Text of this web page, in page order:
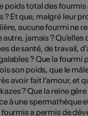
poids total des fourmis
? Et que, malgré leur
aucune fourmi ne
jamais ? Qu’elles
de santé, de travail,
? Que la fourmi
son poids, que le
avoir fait l’amour, et
? Que la reine gère
à une spermathèque
fourmis a permis de